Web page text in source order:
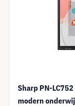
Sharp PN-
modern